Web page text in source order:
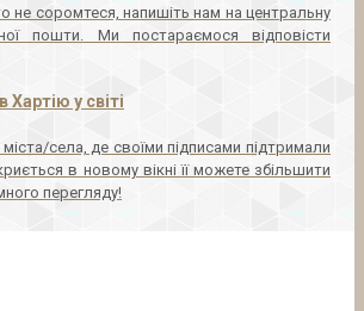
не соромтеся, напишіть нам на центральну
пошти. Ми постараємося відповісти
у світі
села, де своїми підписами підтримали
в новому вікні її можете збільшити
перегляду!